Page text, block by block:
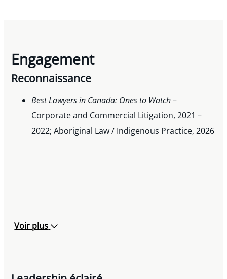
Engagement
Reconnaissance
Best Lawyers in Canada: Ones to Watch–
Corporate and Commercial Litigation, 2021 –
2022; Aboriginal Law / Indigenous Practice, 2026
Voir plus